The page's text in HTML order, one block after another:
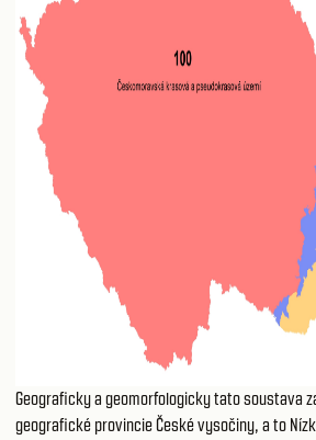
Geograficky a geomorfologicky tato soustava
geografické provincie České vysočiny, a to